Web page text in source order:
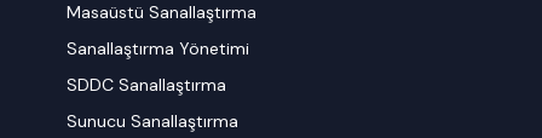
Masaüstü Sanallaştırma
Sanallaştırma Yönetimi
SDDC Sanallaştırma
Sunucu Sanallaştırma